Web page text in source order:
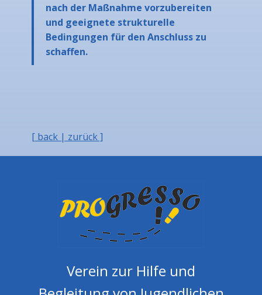
nach der Maßnahme vorzubereiten
und geeignete strukturelle
Bedingungen für den Anschluss zu
schaffen.
[ back | zurück ]
Verein zur Hilfe und